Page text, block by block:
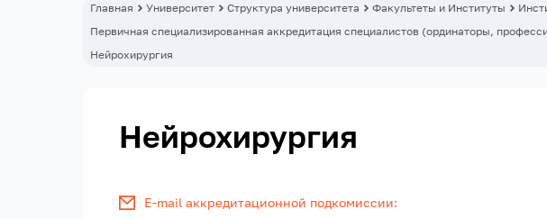
Главная Университет Структура университета Факультеты и Институты
Первичная специализированная аккредитация специалистов (ординаторы,
Нейрохирургия
Нейрохирургия
E-mail аккредитационной подкомиссии: